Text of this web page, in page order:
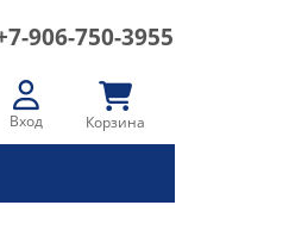
906-750-3955
Вход Корзина